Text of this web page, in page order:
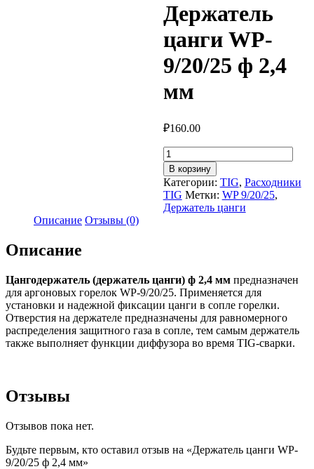
Держатель
цанги WP-
9/20/25 ф 2,4
мм
₽160.00
Количество
товара
Держатель
цанги
WP-
9/20/25
В корзину
Категории: TIG, Расходники
TIG Метки: WP 9/20/25,
Держатель цанги
Описание Отзывы (0)
Описание
Цангодержатель (держатель цанги) ф 2,4 мм предназначен
для аргоновых горелок WP-9/20/25. Применяется для
установки и надежной фиксации цанги в сопле горелки.
Отверстия на держателе предназначены для равномерного
распределения защитного газа в сопле, тем самым держатель
также выполняет функции диффузора во время TIG-сварки.
Отзывы
Отзывов пока нет.
Будьте первым, кто оставил отзыв на «Держатель цанги WP-
9/20/25 ф 2,4 мм»